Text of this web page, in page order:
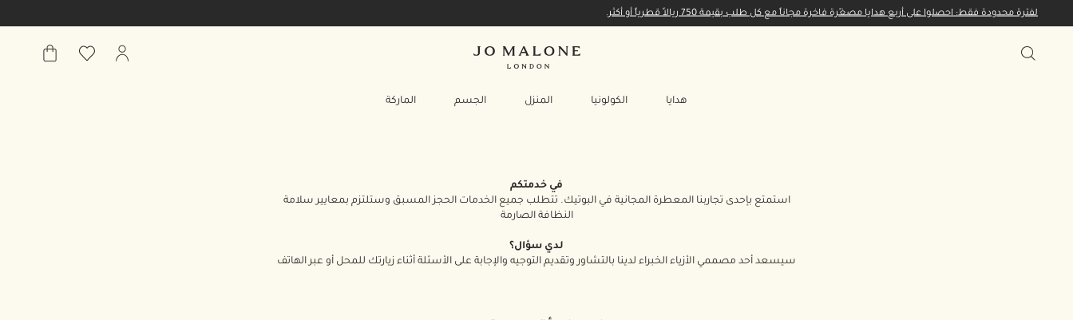
لفترة محدودة فقط: احصلوا على أربع هدايا مصغّرة فاخرة مجاناً مع كل طلب بقيمة 750 ريالاً قطرياً أو أكثر.
هدايا الكولونيا المنزل الجسم الماركة
حسابي
قائمة
حقيبة
في خدمتكم
استمتع بإحدى تجاربنا المعطرة المجانية في البوتيك. تتطلب جميع الخدمات الحجز المسبق وستلتزم بمعايير سلامة
النظافة الصارمة
لدي سؤال؟
سيسعد أحد مصممي الأزياء الخبراء لدينا بالتشاور وتقديم التوجيه والإجابة على الأسئلة أثناء زيارتك للمحل أو عبر الهاتف